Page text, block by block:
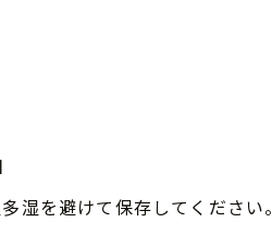
湿を避けて保存してください。